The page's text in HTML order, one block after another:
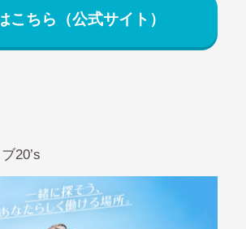
こちら（公式サイト）
20’s